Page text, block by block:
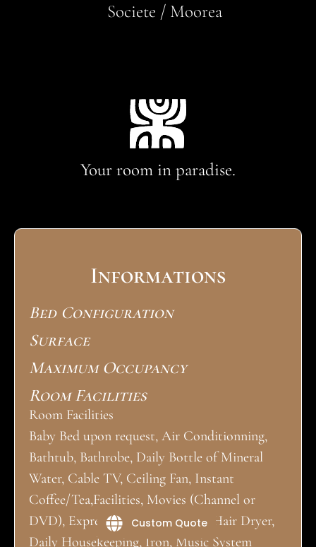
Societe / Moorea
Your room in paradise.
Informations
Bed Configuration
Surface
Maximum Occupancy
Room Facilities
Room Facilities
Baby Bed upon request, Air Conditionning,
Bathtub, Bathrobe, Daily Bottle of Mineral
Water, Cable TV, Ceiling Fan, Instant
Coffee/Tea,Facilities, Movies (Channel or
DVD), Expresso Coffee machine, Hair Dryer,
Daily Housekeeping, Iron, Music System
Custom Quote